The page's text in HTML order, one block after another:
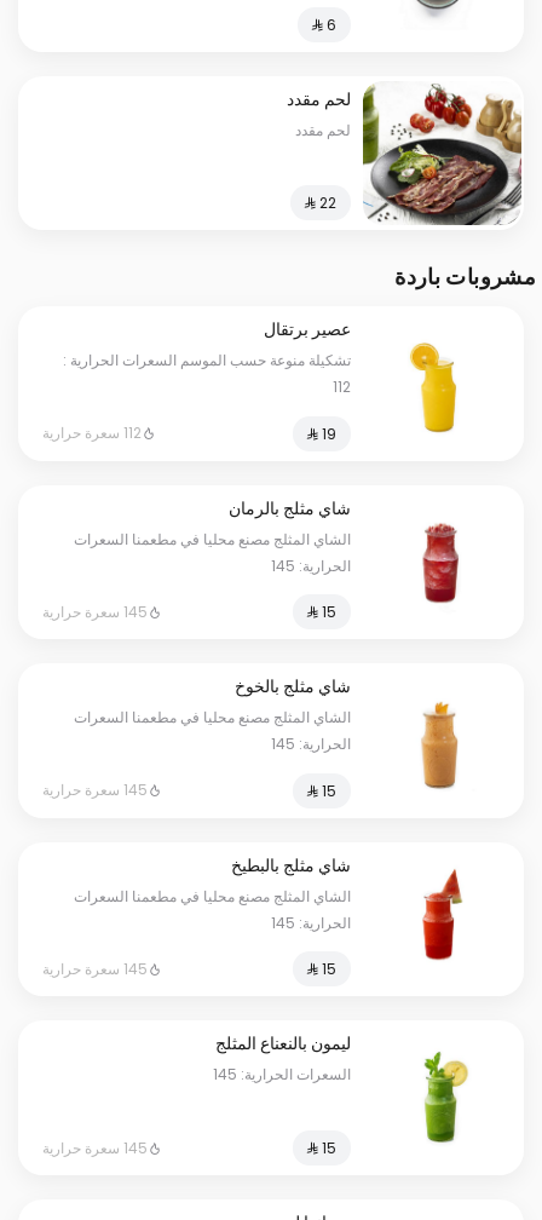
لحم مقدد
لحم مقدد
⁨⁦‪‬ 22⁩
مشروبات باردة
عصير برتقال
تشكيلة منوعة حسب الموسم السعرات الحرارية :
112
112 سعرة حرارية
شاي مثلج بالرمان
الشاي المثلج مصنع محليا في مطعمنا السعرات
الحرارية: 145
145 سعرة حرارية
شاي مثلج بالخوخ
الشاي المثلج مصنع محليا في مطعمنا السعرات
الحرارية: 145
145 سعرة حرارية
شاي مثلج بالبطيخ
الشاي المثلج مصنع محليا في مطعمنا السعرات
الحرارية: 145
145 سعرة حرارية
ليمون بالنعناع المثلج
السعرات الحرارية: 145
145 سعرة حرارية